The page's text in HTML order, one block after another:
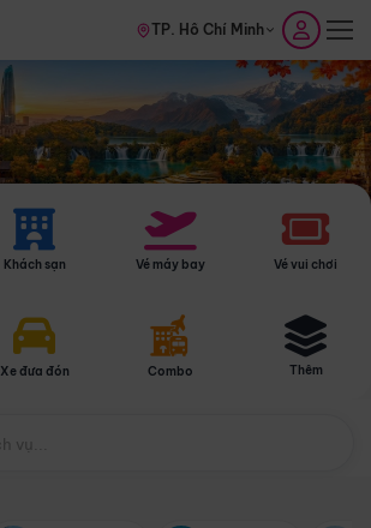
TP. Hồ Chí Minh
Khách sạn Vé máy bay Vé vui chơi
Xe đưa đón Combo Thêm